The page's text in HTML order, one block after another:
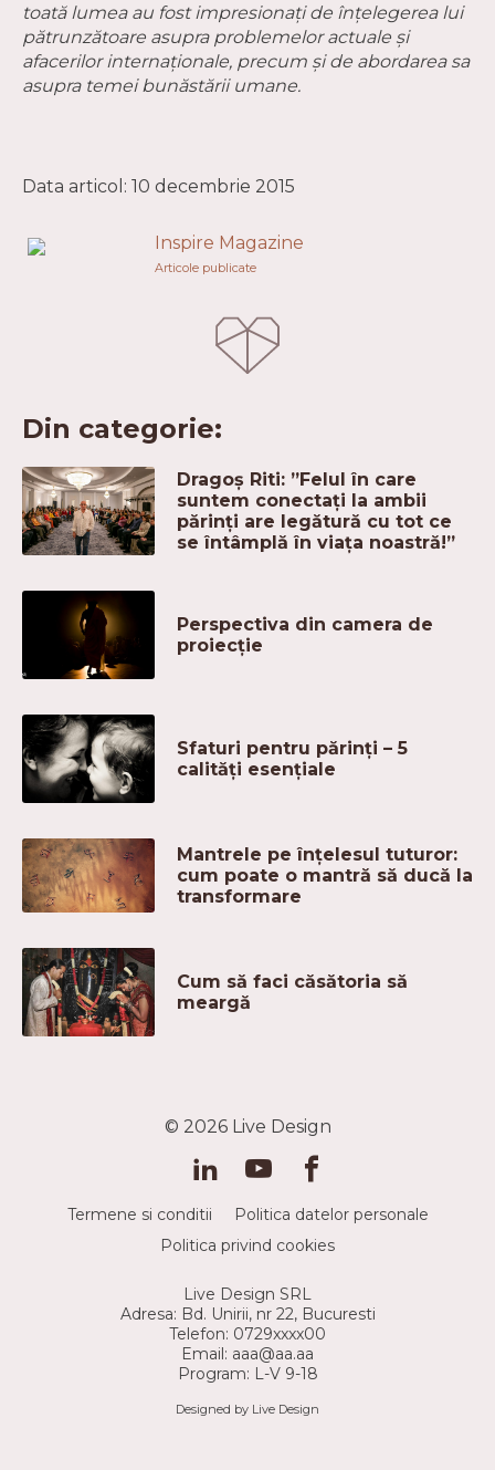
toată lumea au fost impresionați de înțelegerea lui
pătrunzătoare asupra problemelor actuale și
afacerilor internaționale, precum și de abordarea sa
asupra temei bunăstării umane.
Data articol: 10 decembrie 2015
Inspire Magazine
Articole publicate
Din categorie:
Dragoș Riti: ”Felul în care
suntem conectați la ambii
părinți are legătură cu tot ce
se întâmplă în viața noastră!”
Perspectiva din camera de
proiecție
Sfaturi pentru părinți – 5
calități esențiale
Mantrele pe înțelesul tuturor:
cum poate o mantră să ducă la
transformare
Cum să faci căsătoria să
meargă
© 2026 Live Design
Termene si conditii
Politica datelor personale
Politica privind cookies
Live Design SRL
Adresa: Bd. Unirii, nr 22, Bucuresti
Telefon: 0729xxxx00
Email: aaa@aa.aa
Program: L-V 9-18
Designed by Live Design